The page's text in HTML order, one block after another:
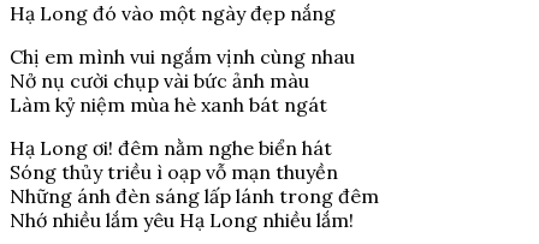
Hạ Long đó vào một ngày đẹp nắng
Chị em mình vui ngắm vịnh cùng nhau
Nở nụ cười chụp vài bức ảnh màu
Làm kỷ niệm mùa hè xanh bát ngát
Hạ Long ơi! đêm nằm nghe biển hát
Sóng thủy triều ì oạp vỗ mạn thuyền
Những ánh đèn sáng lấp lánh trong đêm
Nhớ nhiều lắm yêu Hạ Long nhiều lắm!